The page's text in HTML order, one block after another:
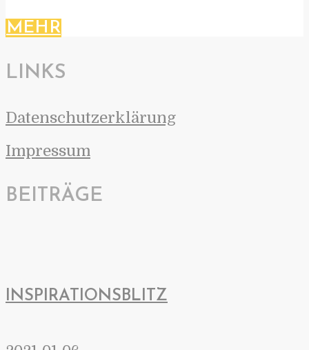
MEHR
LINKS
Datenschutzerklärung
Impressum
BEITRÄGE
INSPIRATIONSBLITZ